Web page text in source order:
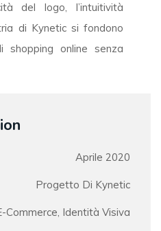
del logo, l’intuitività
di Kynetic si fondono
shopping online senza
Aprile 2020
Progetto Di Kynetic
Commerce, Identità Visiva